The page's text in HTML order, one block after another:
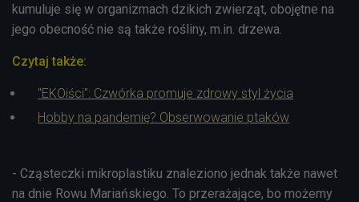
kumuluje się w organizmach dzikich zwierząt, obojętne na
jego obecność nie są także rośliny, m.in. drzewa.
Czytaj także:
"EKOiści": Czwórka promuje zdrowy styl życia
Hobby na pandemię? Obserwowanie ptaków
- Cząsteczki mikroplastiku znaleziono jednak także nawet
na dnie Rowu Mariańskiego. To przerażające, bo możemy